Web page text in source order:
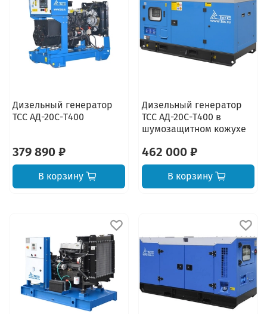
Дизельный генератор
ТСС АД-20С-Т400
379 890 ₽
В корзину
Дизельный генератор
ТСС АД-20С-Т400 в
шумозащитном кожухе
462 000 ₽
В корзину